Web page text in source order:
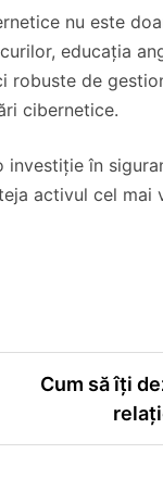
nu este
educația
robuste de
cibernetice.
în
activul cel mai
Cum să îți